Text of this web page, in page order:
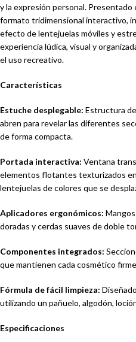
y la expresión personal.
formato tridimensional interactivo,
efecto de lentejuelas móviles y
experiencia lúdica, visual y
el uso recreativo.
Características
Estuche desplegable: Estructura
abren para revelar las diferentes
de forma compacta.
Portada interactiva: Ventana
elementos flotantes texturizados
lentejuelas de colores que se
Aplicadores ergonómicos:
doradas y cerdas suaves de doble
Componentes integrados:
que mantienen cada cosmético
Fórmula de fácil limpieza:
utilizando un pañuelo, algodón,
Especificaciones